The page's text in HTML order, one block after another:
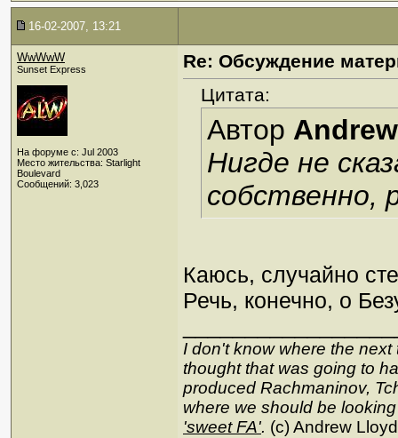
16-02-2007, 13:21
WwWwW
Sunset Express
На форуме с: Jul 2003
Место жительства: Starlight
Boulevard
Сообщений: 3,023
Re: Обсуждение
Цитата:
Автор Andrew
Нигде не
собственно,
Каюсь, случайно
Речь, конечно, о
I don't know where the
thought that was going to
produced Rachmaninov,
where we should be
'sweet FA'. (c) Andrew